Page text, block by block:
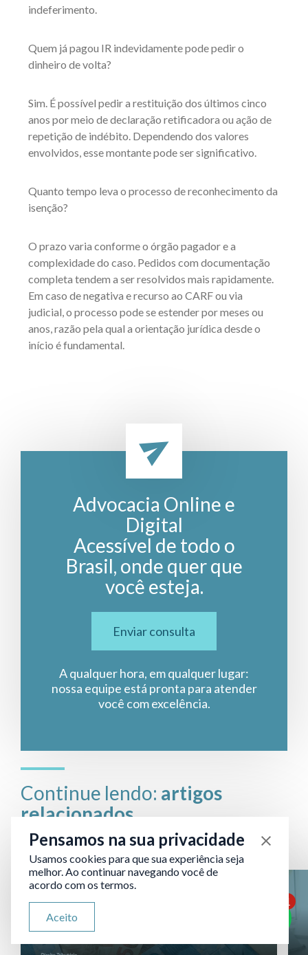
indeferimento.
Quem já pagou IR indevidamente pode pedir o
dinheiro de volta?
Sim. É possível pedir a restituição dos últimos cinco
anos por meio de declaração retificadora ou ação de
repetição de indébito. Dependendo dos valores
envolvidos, esse montante pode ser significativo.
Quanto tempo leva o processo de reconhecimento da
isenção?
O prazo varia conforme o órgão pagador e a
complexidade do caso. Pedidos com documentação
completa tendem a ser resolvidos mais rapidamente.
Em caso de negativa e recurso ao CARF ou via
judicial, o processo pode se estender por meses ou
anos, razão pela qual a orientação jurídica desde o
início é fundamental.
Advocacia Online e
Digital
Acessível de todo o
Brasil, onde quer que
você esteja.
Enviar consulta
A qualquer hora, em qualquer lugar:
nossa equipe está pronta para atender
você com excelência.
Continue lendo: artigos
relacionados
1
Pensamos na sua privacidade
Usamos cookies para que sua experiência seja
melhor. Ao continuar navegando você de
acordo com os termos.
Aceito